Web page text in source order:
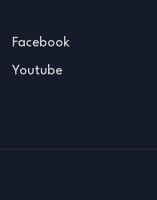
Facebook
Youtube